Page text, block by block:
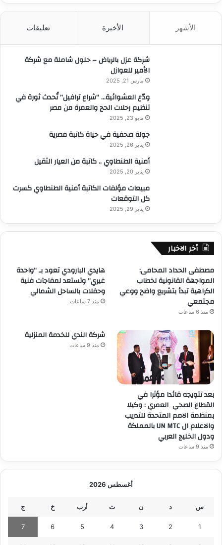
الأشهر الأخيرة تعليقات
شركة عزل بالرياض – حلول شاملة مع شركة
الأمير للعوازل
مارس 21, 2025
ودّع العشوائية… “شراع ترافيل” تُحدث ثورة في
تنظيم رحلات الحج والعمرة من مصر
مايو 23, 2025
جولة صحفية في حياة كاتبة مصرية
يناير 26, 2025
أمنية الطنطاوي .. كاتبة من العيار الثقيل
يناير 20, 2025
مبيعات مؤلفات الكاتبة أمنية الطنطاوي كسرت
كل التوقعات
يناير 29, 2025
أخر الاخبار
مصطفى الحداد المحامى:
المواجهة القانونية لخطاب
الكراهية تبدأ بتشريع واضح ووعي
مجتمعي
منذ 6 ساعات
هايدي البارودي تعود بـ “واحدة
غيري” وتستعد لمفاجآت فنية
وحفلات بالساحل الشمالي
منذ 7 ساعات
بعد تتويجه قائدا مؤثرا في
القطاع الصحي العمري : وكيلا
بمنظمة الامم المتحدة للتدريب
والاعلام ال UN MTC بالمملكة
ودول الخليج العربي
منذ 9 ساعات
شركة الندي للخدمة المنزلية
منذ 9 ساعات
أغسطس 2026
س د ن ث أرب خ ج
1
2
3
4
5
6
7